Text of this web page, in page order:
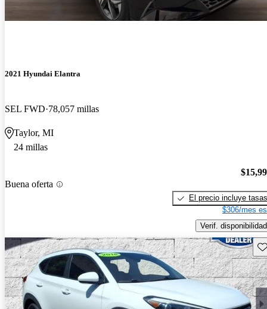
2021 Hyundai Elantra
SEL FWD 78,057 millas
Taylor, MI
24 millas
Buena oferta
El precio incluye tasas
$306/mes
Verif. disponibilidad